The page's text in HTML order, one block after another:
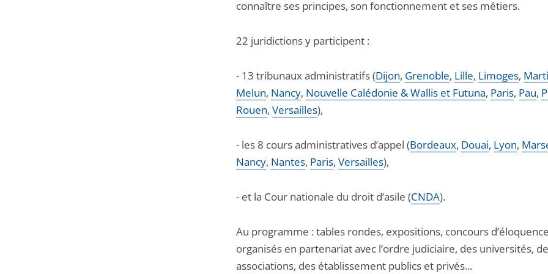
connaître ses principes, son fonctionnement et ses métiers.
22 juridictions y participent :
- 13 tribunaux administratifs (Dijon, Grenoble, Lille, Limoges,
Melun, Nancy, Nouvelle Calédonie & Wallis et Futuna, Paris, Pau,
Rouen, Versailles),
- les 8 cours administratives d’appel (Bordeaux, Douai, Lyon,
Nancy, Nantes, Paris, Versailles),
- et la Cour nationale du droit d’asile (CNDA).
Au programme : tables rondes, expositions, concours
organisés en partenariat avec l’ordre judiciaire, des universités,
associations, des établissement publics et privés...